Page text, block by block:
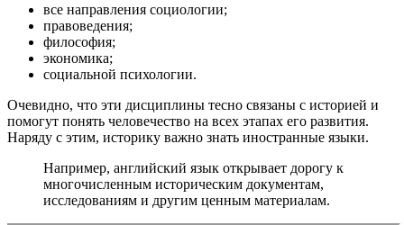
все направления социологии;
правоведения;
философия;
экономика;
социальной психологии.
Очевидно, что эти дисциплины тесно связаны с историей и
помогут понять человечество на всех этапах его развития.
Наряду с этим, историку важно знать иностранные языки.
Например, английский язык открывает дорогу к
многочисленным историческим документам,
исследованиям и другим ценным материалам.